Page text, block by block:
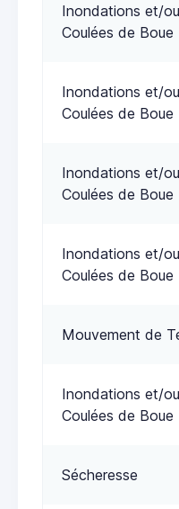
Inondations et/ou
Coulées de Boue
Inondations et/ou
Coulées de Boue
Inondations et/ou
Coulées de Boue
Inondations et/ou
Coulées de Boue
Mouvement de
Inondations et/ou
Coulées de Boue
Sécheresse